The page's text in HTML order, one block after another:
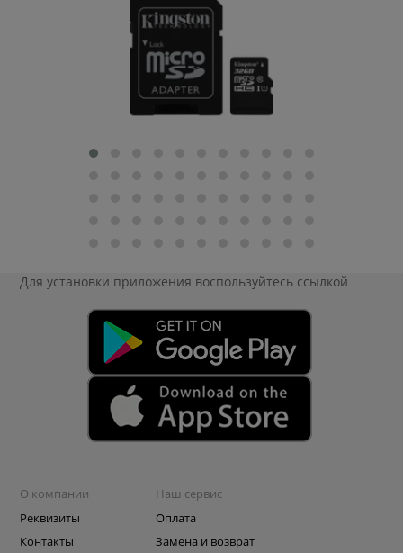
Для установки приложения воспользуйтесь ссылкой
О компании
Реквизиты
Контакты
Наш сервис
Оплата
Замена и возврат